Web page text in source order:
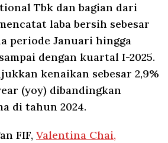
Tbk dan bagian dari
laba bersih sebesar
periode Januari hingga
dengan kuartal I-2025.
kenaikan sebesar 2,9%
(yoy) dibandingkan
di tahun 2024.
FIF, Valentina Chai,